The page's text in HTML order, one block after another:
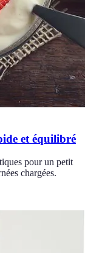
et équilibré
pour un petit
chargées.